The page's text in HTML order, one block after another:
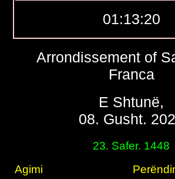
01:13:21
Arrondissement of
Franca
E Shtunë,
08. Gusht.
23. Safer. 1448
Agimi